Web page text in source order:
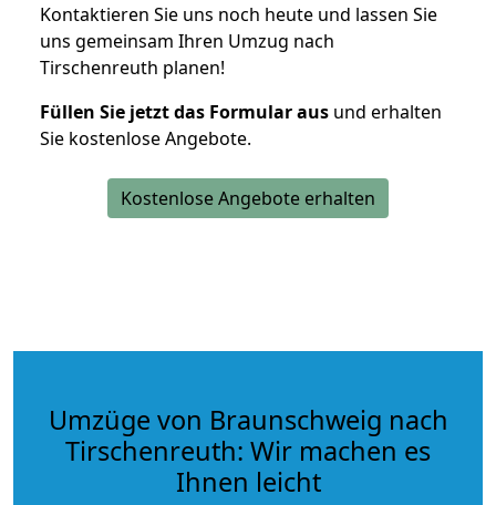
Kontaktieren Sie uns noch heute und lassen Sie
uns gemeinsam Ihren Umzug nach
Tirschenreuth planen!
Füllen Sie jetzt das Formular aus und erhalten
Sie kostenlose Angebote.
Kostenlose Angebote erhalten
Umzüge von Braunschweig nach
Tirschenreuth: Wir machen es
Ihnen leicht